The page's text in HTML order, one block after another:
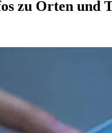
zu Orten und